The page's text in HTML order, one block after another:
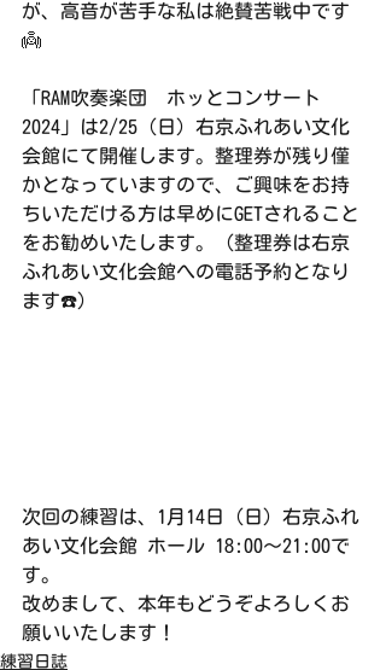
が、高音が苦手な私は絶賛苦戦中です
👼
「RAM吹奏楽団　ホッとコンサート
2024」は2/25（日）右京ふれあい文化
会館にて開催します。整理券が残り僅
かとなっていますので、ご興味をお持
ちいただける方は早めにGETされること
をお勧めいたします。（整理券は右京
ふれあい文化会館への電話予約となり
ます☎️）
次回の練習は、1月14日（日）右京ふれ
あい文化会館 ホール 18:00〜21:00で
す。
改めまして、本年もどうぞよろしくお
願いいたします！
練習日誌